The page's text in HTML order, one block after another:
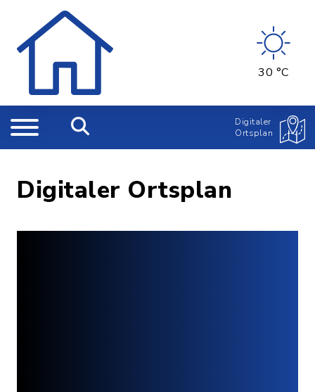
30 °C
Digitaler
Ortsplan
Digitaler Ortsplan